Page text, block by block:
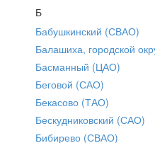
Б
Бабушкинский (СВАО)
Балашиха, городской
Басманный (ЦАО)
Беговой (САО)
Бекасово (ТАО)
Бескудниковский (САО)
Бибирево (СВАО)